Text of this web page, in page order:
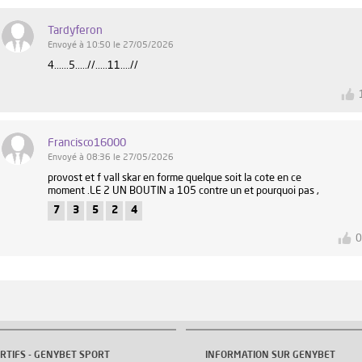
Tardyferon
Envoyé à 10:50 le 27/05/2026
4......5.....//.....11....//
Francisco16000
Envoyé à 08:36 le 27/05/2026
provost et f vall skar en forme quelque soit la cote en ce
moment .LE 2 UN BOUTIN a 105 contre un et pourquoi pas ,
7
3 5 2 4
0
- GENYBET SPORT INFORMATION SUR GENYBET